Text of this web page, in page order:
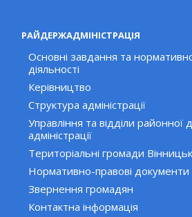
РАЙДЕРЖАДМІНІСТРАЦІЯ
Основні завдання та
діяльності
Керівництво
Структура адміністрації
Управління та відділи районної
адміністрації
Територіальні громади
Нормативно-правові документи
Звернення громадян
Контактна інформація